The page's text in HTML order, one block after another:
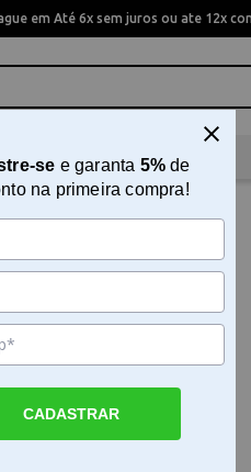
em Até 6x sem juros ou ate 12x
Artesanal Scrapbook
se e garanta 5%de
na primeira compra!
CADASTRAR